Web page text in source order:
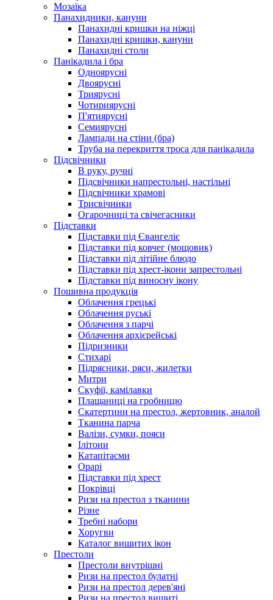
Мозаїка
Панахидники, кануни
Панахидні кришки на ніжці
Панахидні кришки, кануни
Панахидні столи
Панікадила і бра
Одноярусні
Двоярусні
Триярусні
Чотириярусні
П'ятиярусні
Семиярусні
Лампади на стіни (бра)
Труба на перекриття троса для панікадила
Підсвічники
В руку, ручні
Підсвічники напрестольні, настільні
Підсвічники храмові
Трисвічники
Огарочниці та свічегасники
Підставки
Підставки під Євангеліє
Підставки під ковчег (мощовик)
Підставки під літійне блюдо
Підставки під хрест-ікони запрестольні
Підставки під виносну ікону
Пошивна продукція
Облачення грецькі
Облачення руські
Облачення з парчі
Облачення архієрейські
Підризники
Стихарі
Підрясники, ряси, жилетки
Митри
Скуфії, камілавки
Плащаниці на гробницю
Скатертини на престол, жертовник, аналой
Тканина парча
Валізи, сумки, пояси
Ілітони
Катапітасми
Орарі
Підставки під хрест
Покрівці
Ризи на престол з тканини
Різне
Требні набори
Хоругви
Каталог вишитих ікон
Престоли
Престоли внутрішні
Ризи на престол булатні
Ризи на престол дерев'яні
Ризи на престол вишиті